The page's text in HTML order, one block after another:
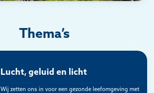
Thema’s
Lucht, geluid en licht
Wij zetten ons in voor een gezonde leefomgeving met